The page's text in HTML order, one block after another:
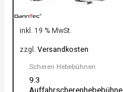
inkl. 19 % MwSt.
zzgl.Versandkosten
Scheren Hebebühnen
9.3
Auffahrscherenhebebühne